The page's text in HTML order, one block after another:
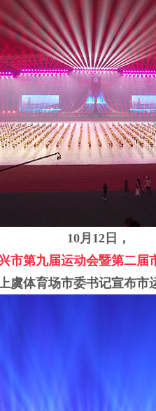
10月12日，
市第九届运动会暨第二届
虞体育场市委书记宣布市